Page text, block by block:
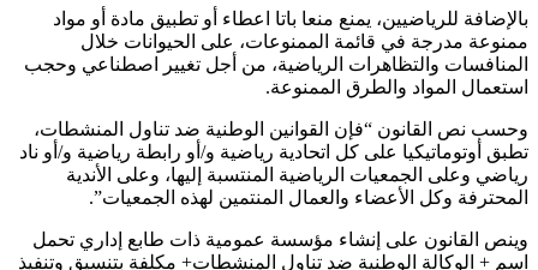
بالإضافة للرياضيين، يمنع منعا باتا اعطاء أو تطبيق مادة أو مواد
ممنوعة مدرجة في قائمة الممنوعات، على الحيوانات خلال
المنافسات والتظاهرات الرياضية، من أجل تغيير اصطناعي وحجب
استعمال المواد والطرق الممنوعة.
وحسب نص القانون “فإن القوانين الوطنية ضد تناول المنشطات،
تطبق أوتوماتيكيا على كل اتحادية رياضية و/أو رابطة رياضية و/أو ناد
رياضي وعلى الجمعيات الرياضية المنتسبة إليها، وعلى الأندية
المحترفة وكل الأعضاء والعمال المنتمين لهذه الجمعيات”.
وينص القانون على إنشاء مؤسسة عمومية ذات طابع إداري تحمل
اسم + الوكالة الوطنية ضد تناول المنشطات+ مكلفة بتنسيق وتنفيذ